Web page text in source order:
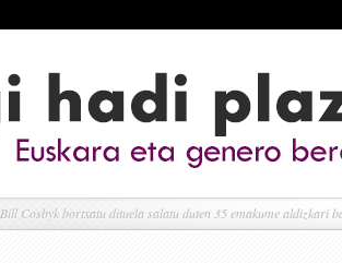
Bill Cosbyk bortxatu dituela salatu duten 35 emakume aldizkari